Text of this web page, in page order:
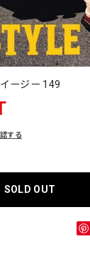
ージー 149
する
SOLD OUT